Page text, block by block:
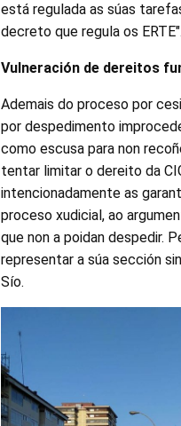
está regulada as súas
decreto que regula os ERTE".
Vulneración de dereitos
Ademais do proceso por
por despedimento
como escusa para non
tentar limitar o dereito da
intencionadamente as
proceso xudicial, ao
que non a poidan despedir.
representar a súa sección
Sío.